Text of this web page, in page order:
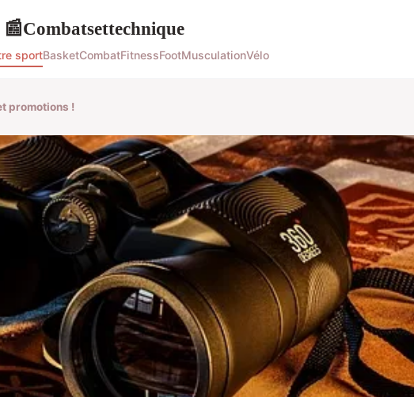
📰Combatsettechnique
sportBasketCombatFitnessFootMusculationVélo
promotions !